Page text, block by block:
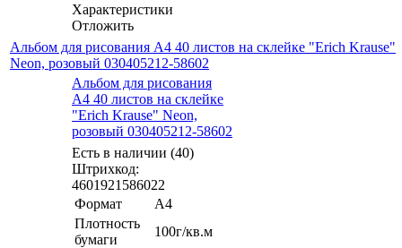
Характеристики
Отложить
Альбом для рисования А4 40 листов на склейке "Erich Krause"
Neon, розовый 030405212-58602
Альбом для рисования
А4 40 листов на склейке
"Erich Krause" Neon,
розовый 030405212-58602
Есть в наличии (40)
Штрихкод:
4601921586022
Формат
А4
Плотность
бумаги
100г/кв.м